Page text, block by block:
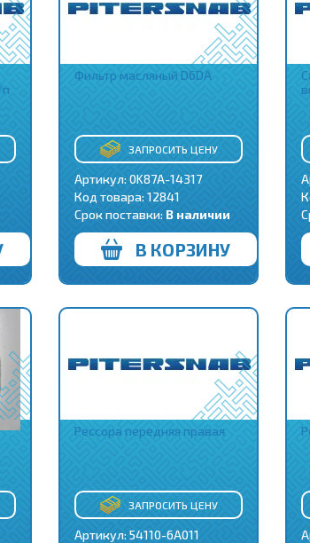
Фильтр масляный D6DA
ЗАПРОСИТЬ ЦЕНУ
Артикул: 0K87A-14317
Код товара: 12841
Срок поставки: В наличии
В КОРЗИНУ
Рессора передняя правая
ЗАПРОСИТЬ ЦЕНУ
Артикул: 54110-6A011